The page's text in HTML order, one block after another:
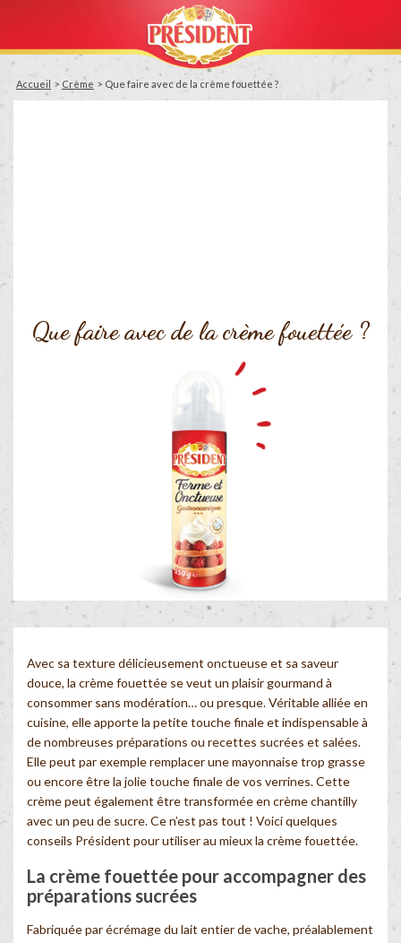
Accueil Crème Que faire avec de la crème fouettée ?
Que faire avec de la crème fouettée ?
Avec sa texture délicieusement onctueuse et sa saveur
douce, la crème fouettée se veut un plaisir gourmand à
consommer sans modération… ou presque. Véritable alliée en
cuisine, elle apporte la petite touche finale et indispensable à
de nombreuses préparations ou recettes sucrées et salées.
Elle peut par exemple remplacer une mayonnaise trop grasse
ou encore être la jolie touche finale de vos verrines. Cette
crème peut également être transformée en crème chantilly
avec un peu de sucre. Ce n’est pas tout ! Voici quelques
conseils Président pour utiliser au mieux la crème fouettée.
La crème fouettée pour accompagner des
préparations sucrées
Fabriquée par écrémage du lait entier de vache, préalablement